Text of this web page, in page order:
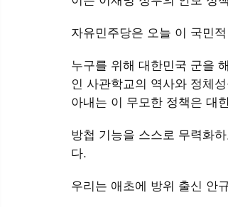
자유민주당은 오늘 이 국민
누구를 위해 대한민국 군을
인 사관학교의 역사와 정체
아내는 이 무모한 정책은 대
방첩 기능을 스스로 무력화
다.
우리는 애초에 방위 출신 안